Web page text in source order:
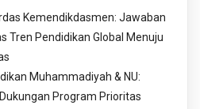
Kemendikdasmen: Jawaban
Tren Pendidikan Global Menuju
Muhammadiyah & NU:
Program Prioritas